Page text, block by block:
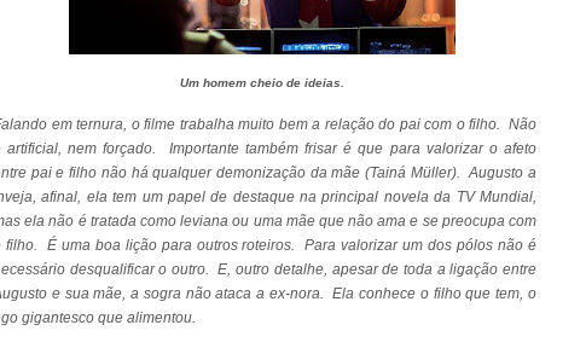
Um homem cheio de ideias.
em ternura, o filme trabalha muito bem a relação do pai com o filho. Não
artificial, nem forçado. Importante também frisar é que para valorizar o afeto
pai e filho não há qualquer demonização da mãe (Tainá Müller). Augusto a
afinal, ela tem um papel de destaque na principal novela da TV Mundial,
ela não é tratada como leviana ou uma mãe que não ama e se preocupa com
filho. É uma boa lição para outros roteiros. Para valorizar um dos pólos não é
desqualificar o outro. E, outro detalhe, apesar de toda a ligação entre
e sua mãe, a sogra não ataca a ex-nora. Ela conhece o filho que tem, o
gigantesco que alimentou.